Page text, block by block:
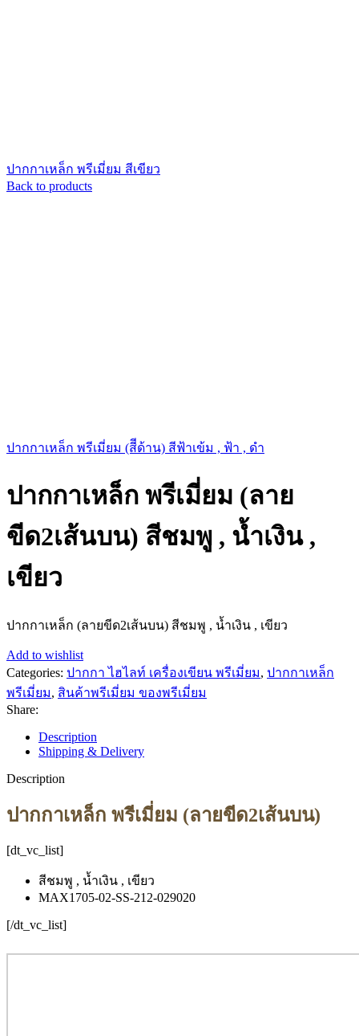
ปากกาเหล็ก พรีเมี่ยม สีเขียว
Back to products
ปากกาเหล็ก พรีเมี่ยม (สีีด้าน) สีฟ้าเข้ม , ฟ้า , ดำ
ปากกาเหล็ก พรีเมี่ยม (ลาย
ขีด2เส้นบน) สีชมพู , น้ำเงิน ,
เขียว
ปากกาเหล็ก (ลายขีด2เส้นบน) สีชมพู , น้ำเงิน , เขียว
Add to wishlist
Categories: ปากกา ไฮไลท์ เครื่องเขียน พรีเมี่ยม, ปากกาเหล็ก
พรีเมี่ยม, สินค้าพรีเมี่ยม ของพรีเมี่ยม
Share:
Description
Shipping & Delivery
Description
ปากกาเหล็ก พรีเมี่ยม (ลายขีด2เส้นบน)
[dt_vc_list]
สีชมพู , น้ำเงิน , เขียว
MAX1705-02-SS-212-029020
[/dt_vc_list]